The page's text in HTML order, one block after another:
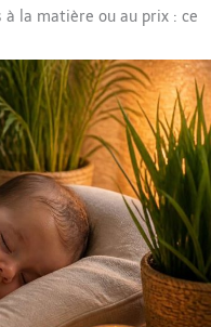
à la matière ou au prix : ce